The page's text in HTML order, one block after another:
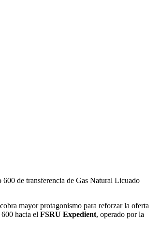
de transferencia de Gas Natural Licuado
mayor protagonismo para reforzar la oferta
hacia el FSRU Expedient, operado por la